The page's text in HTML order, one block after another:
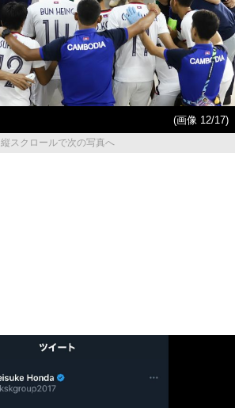
(画像 12/17)
縦スクロールで次の写真へ